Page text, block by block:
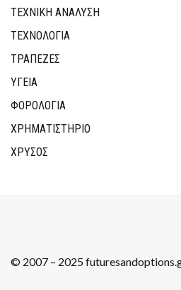
ΤΕΧΝΙΚΗ ΑΝΑΛΥΣΗ
ΤΕΧΝΟΛΟΓΙΑ
ΤΡΆΠΕΖΕΣ
ΥΓΕΙΑ
ΦΟΡΟΛΟΓΙΑ
ΧΡΗΜΑΤΙΣΤΗΡΙΟ
ΧΡΥΣΟΣ
© 2007 – 2025